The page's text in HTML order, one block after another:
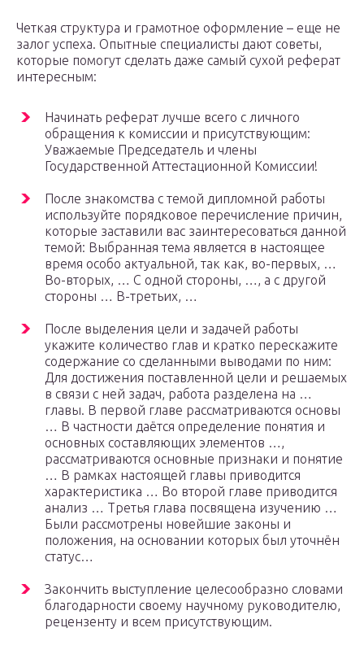
Четкая структура и грамотное оформление – еще не
залог успеха. Опытные специалисты дают советы,
которые помогут сделать даже самый сухой реферат
интересным:
Начинать реферат лучше всего с личного
обращения к комиссии и присутствующим:
Уважаемые Председатель и члены
Государственной Аттестационной Комиссии!
После знакомства с темой дипломной работы
используйте порядковое перечисление причин,
которые заставили вас заинтересоваться данной
темой: Выбранная тема является в настоящее
время особо актуальной, так как, во-первых, …
Во-вторых, … С одной стороны, …, а с другой
стороны … В-третьих, …
После выделения цели и задачей работы
укажите количество глав и кратко перескажите
содержание со сделанными выводами по ним:
Для достижения поставленной цели и решаемых
в связи с ней задач, работа разделена на …
главы. В первой главе рассматриваются основы
… В частности даётся определение понятия и
основных составляющих элементов …,
рассматриваются основные признаки и понятие
… В рамках настоящей главы приводится
характеристика … Во второй главе приводится
анализ … Третья глава посвящена изучению …
Были рассмотрены новейшие законы и
положения, на основании которых был уточнён
статус…
Закончить выступление целесообразно словами
благодарности своему научному руководителю,
рецензенту и всем присутствующим.